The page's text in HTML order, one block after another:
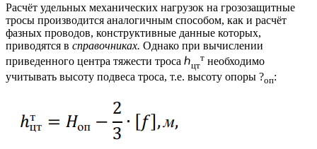
Расчёт удельных механических нагрузок на грозозащитные
тросы производится аналогичным способом, как и расчёт
фазных проводов, конструктивные данные которых,
приводятся в справочниках. Однако при вычислении
приведенного центра тяжести троса ℎцт
т необходимо
учитывать высоту подвеса троса, т.е. высоту опоры ?оп: